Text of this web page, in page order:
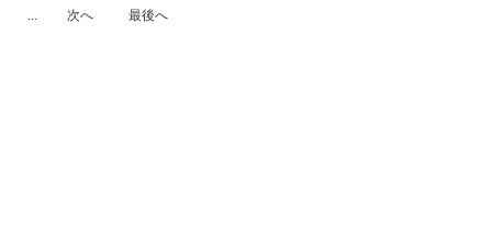
... 次へ 最後へ